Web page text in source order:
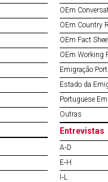
OEm
OEm Country
OEm Fact
OEm Working
Emigração
Estado da
Portuguese
Outras
Entrevistas
A‐D
E‐H
I‐L